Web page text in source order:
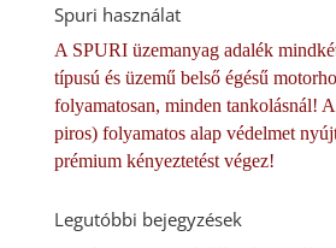
Spuri használat
A SPURI üzemanyag adalék
típusú és üzemű belső égésű
folyamatosan, minden tankolásnál!
piros) folyamatos alap védelmet
prémium kényeztetést végez!
Legutóbbi bejegyzések